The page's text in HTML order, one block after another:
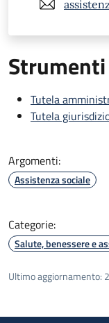
Tutela
Tutela
Argomenti:
Assistenza sociale
Categorie:
Salute, benessere e
Ultimo aggiornamento: